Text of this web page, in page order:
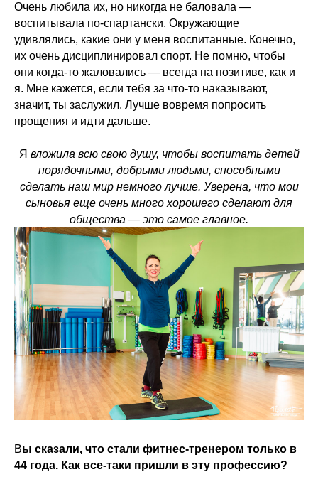
Очень любила их, но никогда не баловала —
воспитывала по-спартански. Окружающие
удивлялись, какие они у меня воспитанные. Конечно,
их очень дисциплинировал спорт. Не помню, чтобы
они когда-то жаловались — всегда на позитиве, как и
я. Мне кажется, если тебя за что-то наказывают,
значит, ты заслужил. Лучше вовремя попросить
прощения и идти дальше.
Я вложила всю свою душу, чтобы воспитать детей
порядочными, добрыми людьми, способными
сделать наш мир немного лучше. Уверена, что мои
сыновья еще очень много хорошего сделают для
общества — это самое главное.
Вы сказали, что стали фитнес-тренером только в
44 года. Как все-таки пришли в эту профессию?